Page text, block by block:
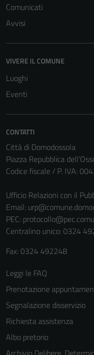
Comunicati
Avvisi
VIVERE IL COMUNE
Luoghi
Eventi
CONTATTI
Città di Domodossola
Piazza Repubblica
Codice fiscale / P. IVA:
Ufficio Relazioni con il
Email:
PEC:
Centralino unico: 0324
Fax: 0324 492248
Leggi le FAQ
Prenotazione
Segnalazione disservizio
Richiesta assistenza
Albo pretorio